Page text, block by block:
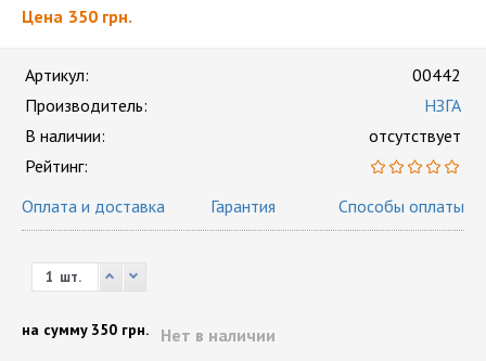
Цена 350 грн.
Артикул:
00442
Производитель:
НЗГА
В наличии:
отсутствует
Рейтинг:
Оплата и доставка
Гарантия Способы оплаты
шт.
Нет в наличии
на сумму 350 грн.